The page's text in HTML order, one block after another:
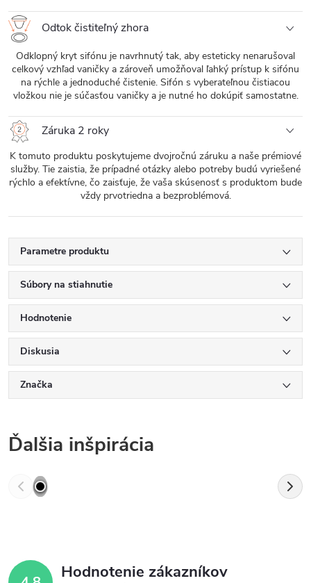
Odtok čistiteľný zhora
Odklopný kryt sifónu je navrhnutý tak, aby esteticky nenarušoval
celkový vzhľad vaničky a zároveň umožňoval ľahký prístup k sifónu
na rýchle a jednoduché čistenie. Sifón s vyberateľnou čistiacou
vložkou nie je súčasťou vaničky a je nutné ho dokúpiť samostatne.
Záruka 2 roky
K tomuto produktu poskytujeme dvojročnú záruku a naše prémiové
služby. Tie zaistia, že prípadné otázky alebo potreby budú vyriešené
rýchlo a efektívne, čo zaisťuje, že vaša skúsenosť s produktom bude
vždy prvotriedna a bezproblémová.
Parametre produktu
Súbory na stiahnutie
Hodnotenie
Diskusia
Značka
Ďalšia inšpirácia
Hodnotenie zákazníkov